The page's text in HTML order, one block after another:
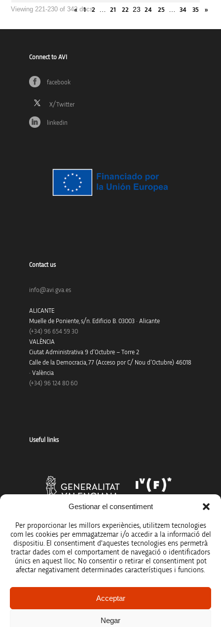
Gestionar el consentiment
Per proporcionar les millors experiències, utilitzem tecnologies
com les cookies per emmagatzemar i/o accedir a la informació del
dispositiu. El consentiment d'aquestes tecnologies ens permetrà
tractar dades com el comportament de navegació o identificadors
únics en aquest lloc. No consentir o retirar el consentiment pot
afectar negativament determinades característiques i funcions.
Acceptar
Negar
Viewing 221-230 of 342 docs
« 1 2 … 21 22 23 24 25 … 34 35 »
Connect to AVI
facebook
linkedin
Contact us
info@avi.gva.es
ALICANTE
Muelle de Poniente, s/n. Edificio B. 03003 · Alicante
(+34) 96 654 59 30
VALÈNCIA
Ciutat Administrativa 9 d’Octubre – Torre 2
Calle de la Democracia, 77 (Acceso por C/ Nou d’Octubre) 46018
· València
(+34) 96 124 80 60
Useful links
Legal notice